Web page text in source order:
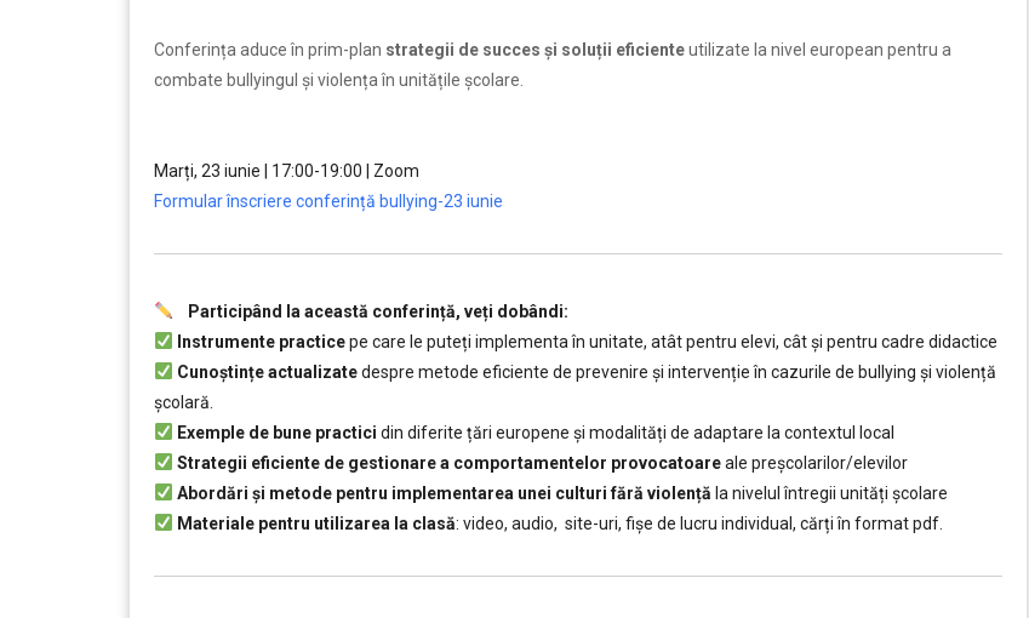
Conferința aduce în prim-plan strategii de succes și soluții eficienteutilizate la nivel european pentru a
combate bullyingul și violența în unitățile școlare.
Marți, 23 iunie | 17:00-19:00 | Zoom
Formular înscriere conferință bullying-23 iunie
Participând la această conferință, veți dobândi:
Instrumente practicepe care le puteți implementa în unitate, atât pentru elevi, cât și pentru cadre didactice
Cunoștințe actualizatedespre metode eficiente de prevenire și intervenție în cazurile de bullying și violență
școlară.
Exemple de bune practici din diferite țări europene și modalități de adaptare la contextul local
Strategii eficiente de gestionare a comportamentelor provocatoareale preșcolarilor/elevilor
Abordări și metode pentru implementarea unei culturi fără violență la nivelul întregii unități școlare
Materiale pentru utilizarea la clasă: video, audio, site-uri, fișe de lucru individual, cărți în format pdf.